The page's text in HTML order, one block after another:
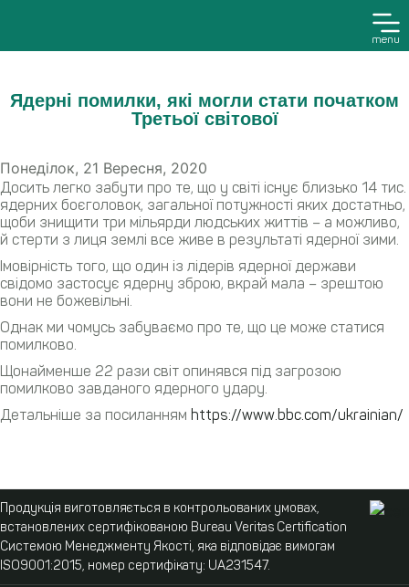
menu
Ядерні помилки, які могли стати початком
Третьої світової
Понеділок, 21 Вересня, 2020
Досить легко забути про те, що у світі існує близько 14 тис.
ядерних боєголовок, загальної потужності яких достатньо,
щоби знищити три мільярди людських життів – а можливо,
й стерти з лиця землі все живе в результаті ядерної зими.
Імовірність того, що один із лідерів ядерної держави
свідомо застосує ядерну зброю, вкрай мала – зрештою
вони не божевільні.
Однак ми чомусь забуваємо про те, що це може статися
помилково.
Щонайменше 22 рази світ опинявся під загрозою
помилково завданого ядерного удару.
Детальніше за посиланням https://www.bbc.com/ukrainian/
Продукція виготовляється в контрольованих умовах,
встановлених сертифікованою Bureau Veritas Certification
Системою Менеджменту Якості, яка відповідає вимогам
ISO9001:2015, номер сертифікату: UA231547.